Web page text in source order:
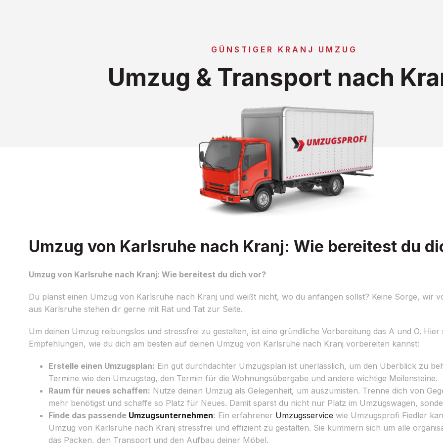
GÜNSTIGER KRANJ UMZUG
Umzug & Transport nach
Umzug von Karlsruhe nach Kranj: Wie bereitest du
Umzug von Karlsruhe nach Kranj: Wie bereitest du dich vor?
Du planst einen Umzug von Karlsruhe nach Kranj und weißt nicht, wo du anfangen sollst? Keine Sorge, wir
aus Karlsruhe stehen dir gerne mit Rat und Tat zur Seite.
Um deinen Umzug reibungslos und stressfrei zu gestalten, ist eine gründliche Vorbereitung das A und O. Hier
Empfehlungen, wie du dich am besten auf deinen Umzug von Karlsruhe nach Kranj vorbereiten kannst:
Erstelle einen Umzugsplan: Ein gut durchdachter Umzugsplan ist unerlässlich, um den Überblick zu
Termine wie den Umzugstag, den Termin für die Wohnungsübergabe und andere wichtige Meilensteine.
Raum für neues schaffen: Nutze deinen Umzug als Gelegenheit, um auszumisten. Trenne dich von
mehr benötigst und schaffe so Platz für Neues. Damit sparst du nicht nur Platz im Umzugswagen,
Finde das passende Umzugsunternehmen: Ein erfahrener Umzugsservice wie Umzugsprofi Fiedler
Umzug von Karlsruhe nach Kranj stressfrei und effizient zu gestalten. Sie kümmern sich um alle
das Packen, den Transport und den Aufbau deiner Möbel.